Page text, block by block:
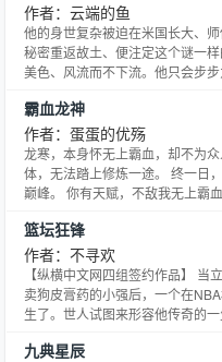
作者：云端的鱼
他的身世复杂被迫在米国长大、
秘密重返故土、便注定这个谜一
美色、风流而不下流。他只会步
霸血龙神
作者：蛋蛋的优殇
龙寒，本身怀无上霸血，却不为
体，无法踏上修炼一途。 终一日
巅峰。 你有天赋，不敌我无上霸
篮坛狂锋
作者：不寻欢
【纵横中文网四组签约作品】
卖狗皮膏药的小强后，一个在
生了。世人试图来形容他传奇的
九典星辰